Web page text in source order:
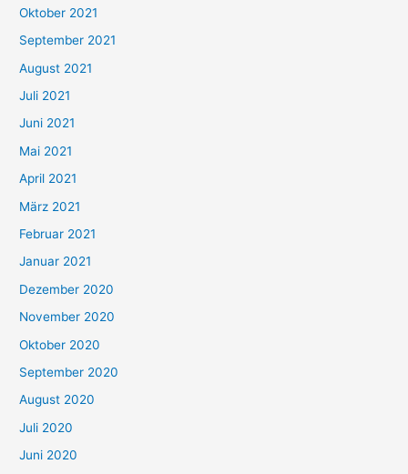
n
n
a
c
h
:
Oktober 2021
September 2021
August 2021
Juli 2021
Juni 2021
Mai 2021
April 2021
März 2021
Februar 2021
Januar 2021
Dezember 2020
November 2020
Oktober 2020
September 2020
August 2020
Juli 2020
Juni 2020